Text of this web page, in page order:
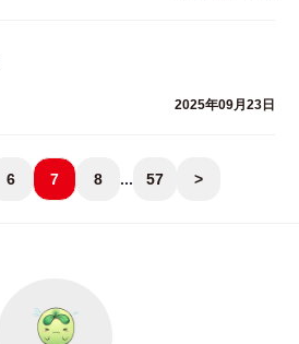
2025年09月23日
6 7 8 ... 57 >